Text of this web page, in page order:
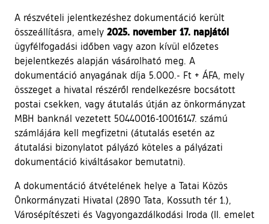
A részvételi jelentkezéshez dokumentáció került
összeállításra, amely 2025. november 17. napjától
ügyfélfogadási időben vagy azon kívül előzetes
bejelentkezés alapján vásárolható meg. A
dokumentáció anyagának díja 5.000.- Ft + ÁFA, mely
összeget a hivatal részéről rendelkezésre bocsátott
postai csekken, vagy átutalás útján az önkormányzat
MBH banknál vezetett 50440016-10016147. számú
számlájára kell megfizetni (átutalás esetén az
átutalási bizonylatot pályázó köteles a pályázati
dokumentáció kiváltásakor bemutatni).
A dokumentáció átvételének helye a Tatai Közös
Önkormányzati Hivatal (2890 Tata, Kossuth tér 1.),
Városépítészeti és Vagyongazdálkodási Iroda (II. emelet